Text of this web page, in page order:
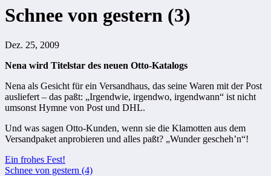
Schnee von gestern (3)
Dez. 25, 2009
Nena wird Titelstar des neuen Otto-Katalogs
Nena als Gesicht für ein Versandhaus, das seine Waren mit der Post
ausliefert – das paßt: „Irgendwie, irgendwo, irgendwann“ ist nicht
umsonst Hymne von Post und DHL.
Und was sagen Otto-Kunden, wenn sie die Klamotten aus dem
Versandpaket anprobieren und alles paßt? „Wunder gescheh’n“!
Beitragsnavigation
Ein frohes Fest!
Schnee von gestern (4)